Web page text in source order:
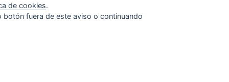
© 2026 Dielle Srl.. Todos los derechos reservados. -
de cookies.
botón fuera de este aviso o continuando